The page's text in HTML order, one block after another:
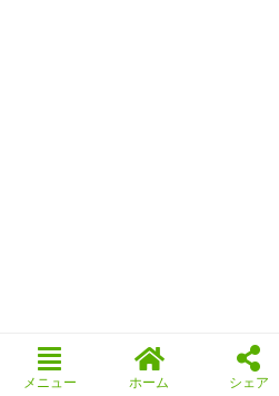
メニュー ホーム シェア